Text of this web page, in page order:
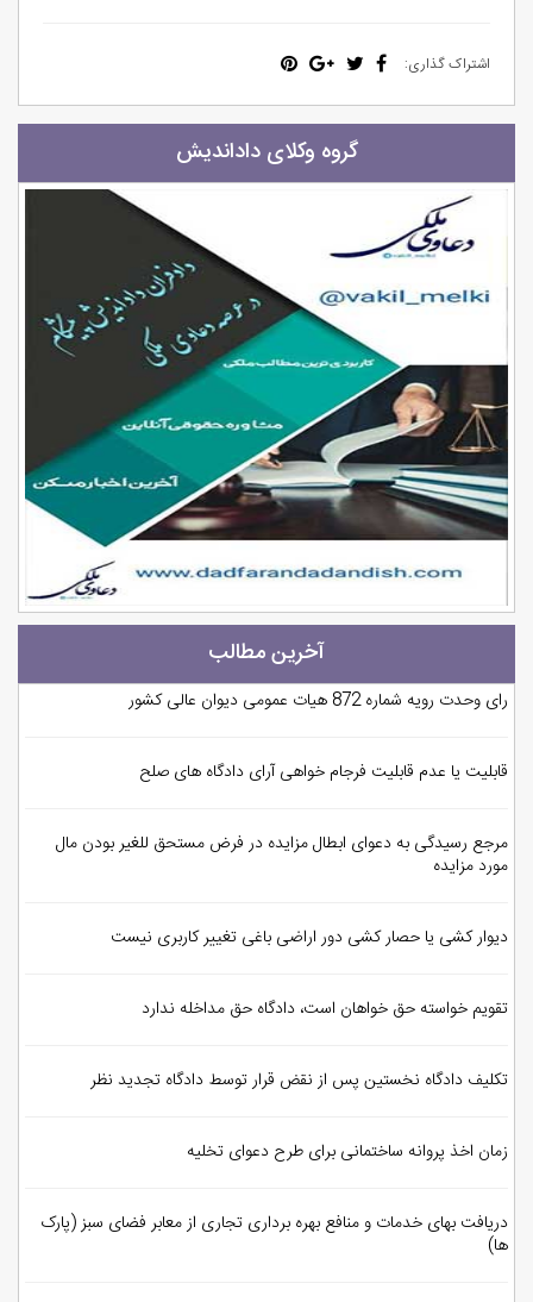
اشتراک گذاری:
گروه وکلای داداندیش
آخرین مطالب
رای وحدت رویه شماره 872 هیات عمومی دیوان عالی کشور
قابلیت یا عدم قابلیت فرجام خواهی آرای دادگاه های صلح
مرجع رسیدگی به دعوای ابطال مزایده در فرض مستحق للغیر بودن مال
مورد مزایده
دیوار کشی یا حصار کشی دور اراضی باغی تغییر کاربری نیست
تقویم خواسته حق خواهان است، دادگاه حق مداخله ندارد
تکلیف دادگاه نخستین پس از نقض قرار توسط دادگاه تجدید نظر
زمان اخذ پروانه ساختمانی برای طرح دعوای تخلیه
دریافت بهای خدمات و منافع بهره برداری تجاری از معابر فضای سبز (پارک
ها)